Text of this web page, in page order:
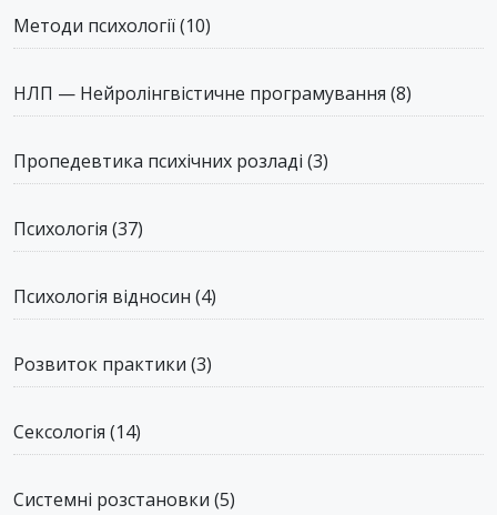
Методи психології(10)
НЛП — Нейролінгвістичне програмування (8)
Пропедевтика психічних розладі (3)
Психологія (37)
Психологія відносин (4)
Розвиток практики (3)
Сексологія (14)
Системні розстановки (5)